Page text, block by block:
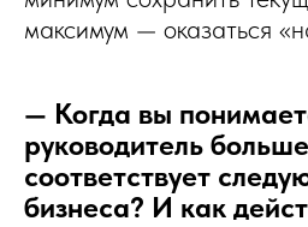
максимум — оказаться
— Когда вы
руководитель
соответствует
бизнеса? И как